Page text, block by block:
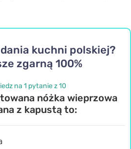
kuchni polskiej?
zgarną 100%
na 1 pytanie z 10
nóżka wieprzowa
z kapustą to: